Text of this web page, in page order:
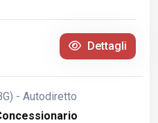
Dettagli
- Autodiretto